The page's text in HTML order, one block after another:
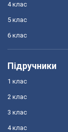
4 клас
5 клас
6 клас
Підручники
1 клас
2 клас
3 клас
4 клас